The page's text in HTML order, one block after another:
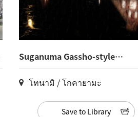
Suganuma Gassho-style
Village(3)
โทนามิ / โกคายามะ
Save to Library